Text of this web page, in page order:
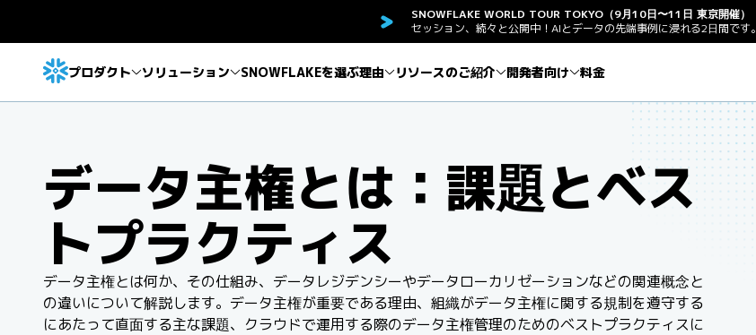
SNOWFLAKE WORLD TOUR TOKYO（9月10日〜11日 東京開催）
セッション、続々と公開中！AIとデータの先端事例に浸れる2日間です。
プロダクト ソリューション SNOWFLAKEを選ぶ理由 リソースのご紹介 開発者向け 料金
データ主権とは：課題とベス
トプラクティス
データ主権とは何か、その仕組み、データレジデンシーやデータローカリゼーションなどの関連概念と
の違いについて解説します。データ主権が重要である理由、組織がデータ主権に関する規制を遵守する
にあたって直面する主な課題、クラウドで運用する際のデータ主権管理のためのベストプラクティスに